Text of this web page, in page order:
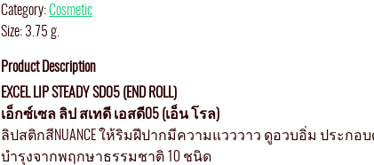
Category:Cosmetic
Size: 3.75 g.
Product Description
EXCEL LIP STEADY SD05 (END ROLL)
เอ็กซ์เซล ลิป สเทดี เอสดี05 (เอ็น โรล)
ลิปสติกสีNUANCE ให้ริมฝีปากมีความแวววาว ดูอวบอิ่ม ประกอบด้
บำรุงจากพฤกษาธรรมชาติ 10 ชนิด